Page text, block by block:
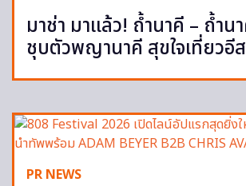
มาช่า มาแล้ว! ถ้ำนาคี – ถ้ำน
ชุบตัวพญานาคี สุขใจเที่ยวอี
PR NEWS